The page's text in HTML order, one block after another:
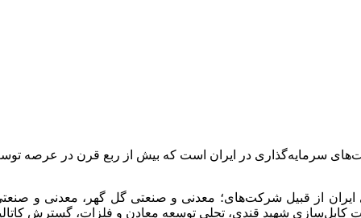
سرمایه‌گذاری در ایران است که بیش از ربع قرن در
از قبیل شرکت‌های؛ معدنی و صنعتی گل گهر، معدنی و
کابل‌سازی شهید قندی، تجلی توسعه معادن و فلزات، گسترش